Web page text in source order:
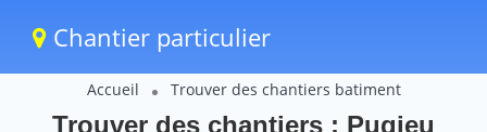
Chantier particulier
Accueil Trouver des chantiers batiment
Trouver des chantiers : Pugieu